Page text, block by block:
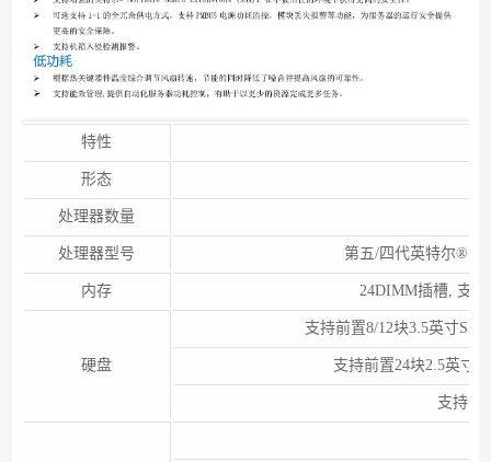
特性
形态
处理器数量
处理器型号 第五/四代英特尔®
内存 24DIMM插槽, 支
硬盘
支持前置8/12块3.5英寸
支持前置24块2.5英寸
支持内